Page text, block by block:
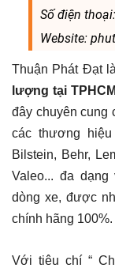
Số điện
Website:
Thuận Phát Đạt là
lượng tại TPHCM
đây chuyên cung
các thương
Bilstein, Behr,
Valeo... đa
dòng xe, được
chính hãng 100%.
Với tiêu chí “